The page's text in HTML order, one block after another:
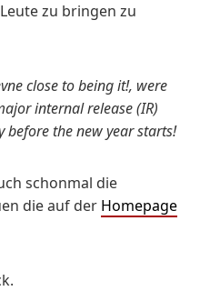
zu bringen zu
close to being it!, were
internal release (IR)
before the new year starts!
schonmal die
die auf der Homepage